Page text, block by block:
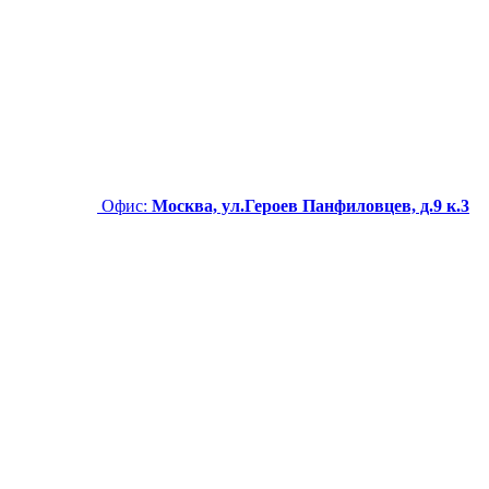
Офис: Москва, ул.Героев Панфиловцев, д.9 к.3